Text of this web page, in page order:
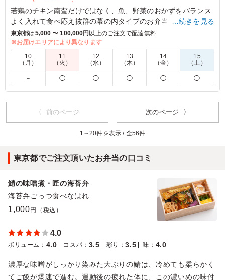
若鶏のチキン南蛮だけではなく、魚、野菜のおかずをバランス
よく入れて食べ応え抜群の幕の内タイプのお弁当です。
※本商品は当店のカジュアルブランド「つか弁」の商品です。
5.0
塚田農場のチキン南蛮に焼き鮭もついているとてもお得な
お弁当でした。普段運動をしていたり、身体に気を使って
いる方が好んで選んでいました。副菜も彩豊かで栄養バラ
ンスも考えられているお弁当です！
スポーツ› スポーツイベント
…続きを見る
東京都は5,000 〜 100,000円以上のご注文で配達無料
※お届けエリアにより異なります
10
（月）
11
（火）
12
（水）
13
（木）
14
（金）
15
（土）
－ ◯ ◯ ◯ ◯ ◯
〈 前のページ 次のページ 〉
1～20件を表示 / 全56件
東京都でご注文頂いたお弁当の口コミ
鯖の味噌煮・匠の海苔弁
海苔弁ごっつ食べなはれ
1,000円（税込）
4.0
ボリューム ： 4.0 コスパ ： 3.5 彩り ：3.5 味 ： 4.0
濃厚な味噌がしっかり染みた大ぶりの鯖は、冷めても柔らかく
てご飯が爆速で進む。運動後の疲れた体に、この濃いめの味付